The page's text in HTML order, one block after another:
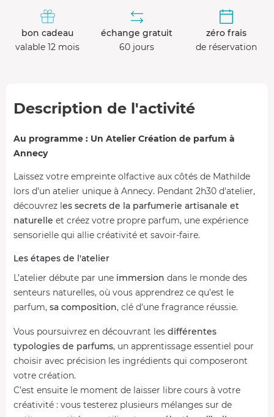
bon cadeau
valable 12 mois
échange gratuit
60 jours
zéro frais
de réservation
Description de l'activité
Au programme : Un Atelier Création de parfum à
Annecy
Laissez votre empreinte olfactive aux côtés de Mathilde
lors d’un atelier unique à Annecy. Pendant 2h30 d'atelier,
découvrez les secrets de la parfumerie artisanale et
naturelle et créez votre propre parfum, une expérience
sensorielle qui allie créativité et savoir-faire.
Les étapes de l'atelier
L’atelier débute par une immersion dans le monde des
senteurs naturelles, où vous apprendrez ce qu’est le
parfum, sa composition, clé d'une fragrance réussie.
Vous poursuivrez en découvrant les différentes
typologies de parfums, un apprentissage essentiel pour
choisir avec précision les ingrédients qui composeront
votre création.
C’est ensuite le moment de laisser libre cours à votre
créativité : vous testerez plusieurs mélanges sur de